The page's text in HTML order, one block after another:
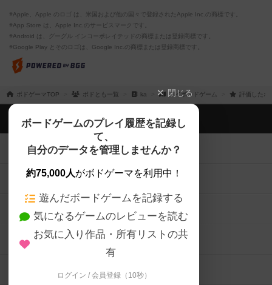
※Apple、Apple のロゴ は、米国および他の国々で登録されたApple Inc.の商標です。
※App Store は、Apple Inc.のサービスマークです。
※Android は、グーグル インコーポレイテッドの商標または登録商標です。
※Google Play とそのロゴは、Google Inc.の商標または登録商標です。
ボドゲーマTOP ボドとも一覧 ka マイボードゲーム 評価したボ
閉じる
ボードゲームのプレイ履歴を記録し
て、
自分のデータを管理しませんか？
約75,000人がボドゲーマを利用中！
遊んだボードゲームを記録する
気になるゲームのレビューを読む
お気に入り作品・所有リストの共
有
ログイン / 会員登録（10秒）
ボドゲーマTOP
ボードゲームを検索する
ボードゲームの新着レビュー
ボードゲーム会情報
メカニクス特集
掲示板・トピックス